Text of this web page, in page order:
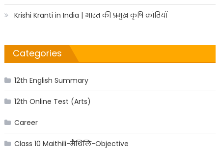
Krishi Kranti in India | भारत की प्रमुख कृषि क्रांतियाँ
Categories
12th English Summary
12th Online Test (Arts)
Career
Class 10 Maithili-मैथिलि-Objective